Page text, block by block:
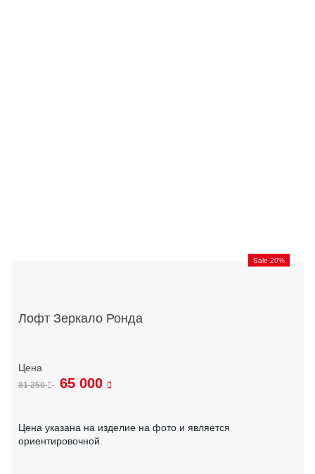
Sale 20%
Лофт Зеркало Ронда
81 250 65 000
Цена указана на изделие на фото и является
ориентировочной.